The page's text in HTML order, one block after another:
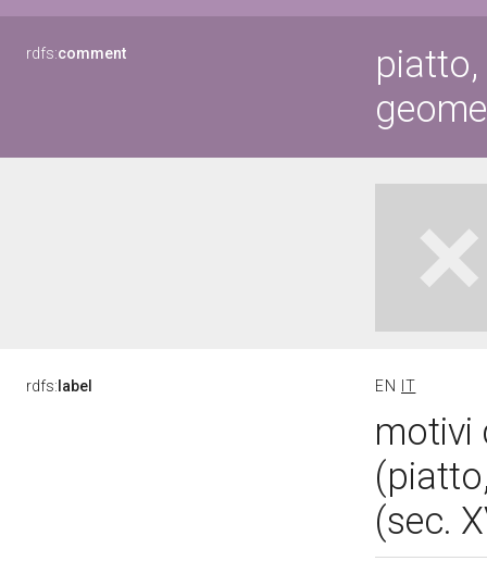
rdfs:comment
rdfs: label EN IT
motivi
(sec.